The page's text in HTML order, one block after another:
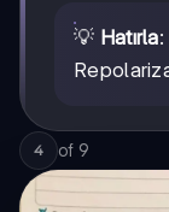
💡 Hatırla
4 of 9